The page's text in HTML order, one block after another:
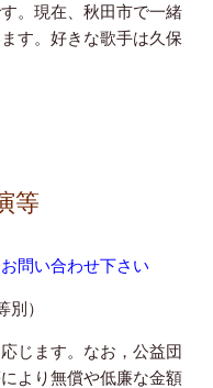
。現在、秋田市で一緒
す。好きな歌手は久保
等
問い合わせ下さい
）
じます。なお，公益団
より無償や低廉な金額